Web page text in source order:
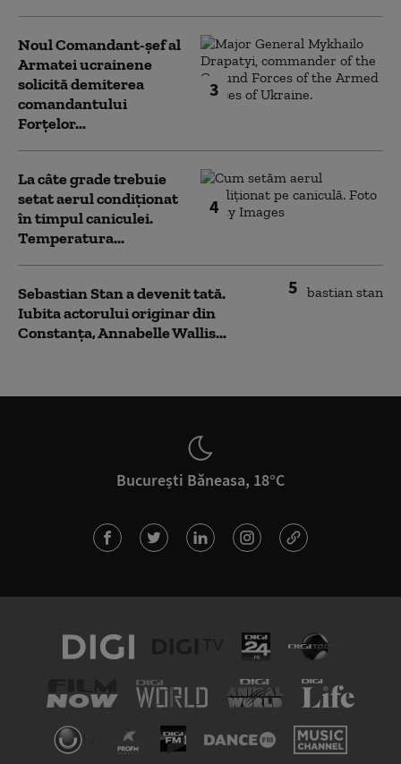
3
Noul Comandant-șef al
Armatei ucrainene
solicită demiterea
comandantului
Forțelor...
4
La câte grade trebuie
setat aerul condiționat
în timpul caniculei.
Temperatura...
5
Sebastian Stan a devenit tată.
Iubita actorului originar din
Constanța, Annabelle Wallis...
București Băneasa, 18°C